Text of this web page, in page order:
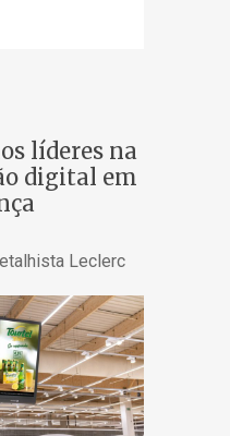
líderes na
digital em
Leclerc